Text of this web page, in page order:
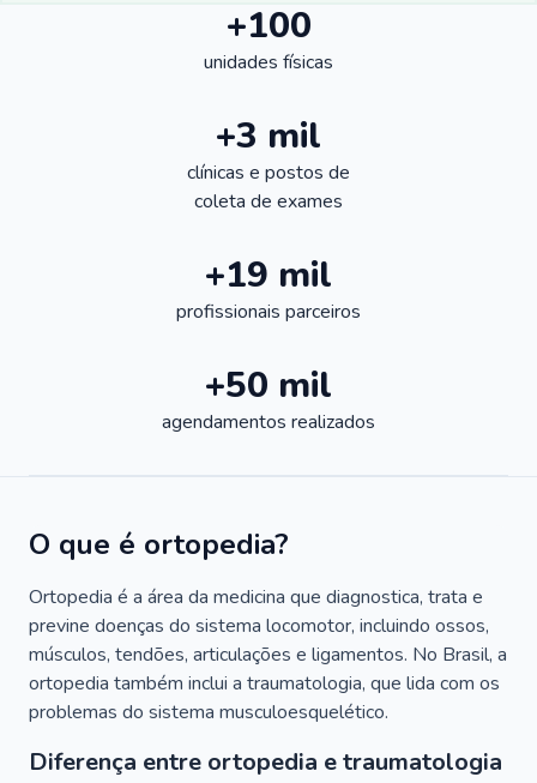
+100
unidades físicas
+3 mil
clínicas e postos de
coleta de exames
+19 mil
profissionais parceiros
+50 mil
agendamentos realizados
O que é ortopedia?
Ortopedia é a área da medicina que diagnostica, trata e
previne doenças do sistema locomotor, incluindo ossos,
músculos, tendões, articulações e ligamentos. No Brasil, a
ortopedia também inclui a traumatologia, que lida com os
problemas do sistema musculoesquelético.
Diferença entre ortopedia e traumatologia